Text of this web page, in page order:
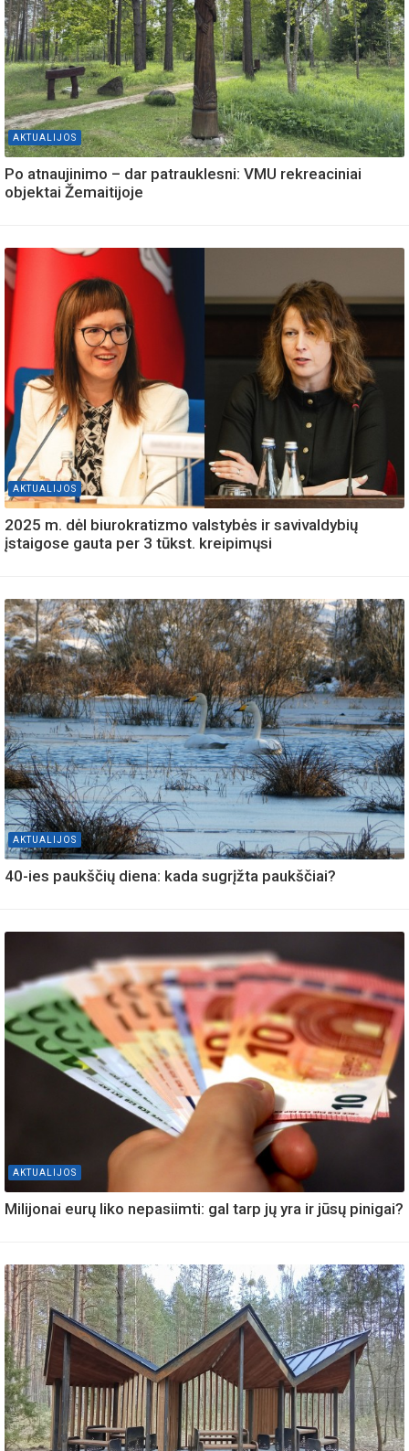
AKTUALIJOS
Po atnaujinimo – dar patrauklesni: VMU rekreaciniai
objektai Žemaitijoje
AKTUALIJOS
2025 m. dėl biurokratizmo valstybės ir savivaldybių
įstaigose gauta per 3 tūkst. kreipimųsi
AKTUALIJOS
40-ies paukščių diena: kada sugrįžta paukščiai?
AKTUALIJOS
Milijonai eurų liko nepasiimti: gal tarp jų yra ir jūsų pinigai?